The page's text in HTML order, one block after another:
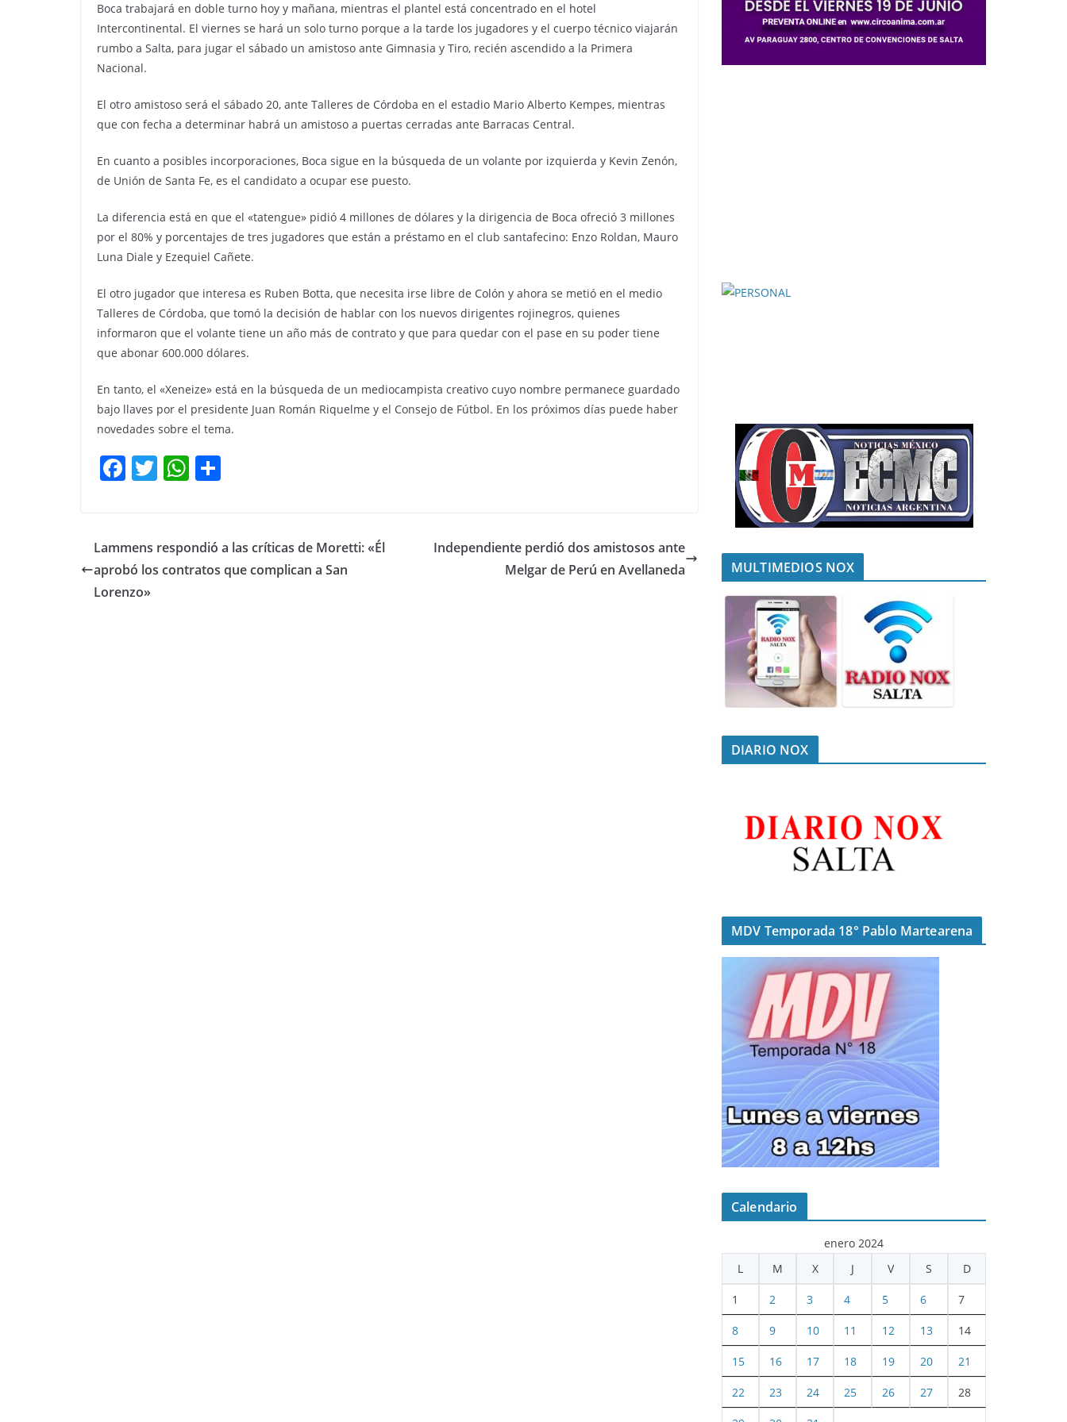
Boca trabajará en doble turno hoy y mañana, mientras el plantel está concentrado en el hotel
Intercontinental. El viernes se hará un solo turno porque a la tarde los jugadores y el cuerpo técnico viajarán
rumbo a Salta, para jugar el sábado un amistoso ante Gimnasia y Tiro, recién ascendido a la Primera
Nacional.
El otro amistoso será el sábado 20, ante Talleres de Córdoba en el estadio Mario Alberto Kempes, mientras
que con fecha a determinar habrá un amistoso a puertas cerradas ante Barracas Central.
En cuanto a posibles incorporaciones, Boca sigue en la búsqueda de un volante por izquierda y Kevin Zenón,
de Unión de Santa Fe, es el candidato a ocupar ese puesto.
La diferencia está en que el «tatengue» pidió 4 millones de dólares y la dirigencia de Boca ofreció 3 millones
por el 80% y porcentajes de tres jugadores que están a préstamo en el club santafecino: Enzo Roldan, Mauro
Luna Diale y Ezequiel Cañete.
El otro jugador que interesa es Ruben Botta, que necesita irse libre de Colón y ahora se metió en el medio
Talleres de Córdoba, que tomó la decisión de hablar con los nuevos dirigentes rojinegros, quienes
informaron que el volante tiene un año más de contrato y que para quedar con el pase en su poder tiene
que abonar 600.000 dólares.
En tanto, el «Xeneize» está en la búsqueda de un mediocampista creativo cuyo nombre permanece guardado
bajo llaves por el presidente Juan Román Riquelme y el Consejo de Fútbol. En los próximos días puede haber
novedades sobre el tema.
F
e
b
o
T
er
W
s
A
p
ar
Lammens respondió a las críticas de Moretti: «Él
aprobó los contratos que complican a San
Lorenzo»
Independiente perdió dos amistosos ante
Melgar de Perú en Avellaneda
MULTIMEDIOS NOX
DIARIO NOX
MDV Temporada 18° Pablo Martearena
Calendario
enero 2024
L
M X J V S D
1 2 3 4 5 6 7
8 9 10 11 12 13 14
15 16 17 18 19 20 21
22 23 24 25 26 27 28